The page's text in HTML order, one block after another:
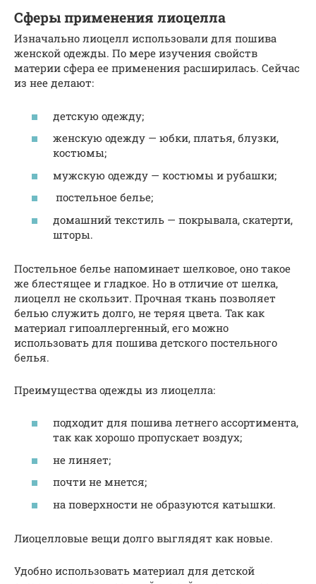
Сферы применения лиоцелла
Изначально лиоцелл использовали для пошива
женской одежды. По мере изучения свойств
материи сфера ее применения расширилась. Сейчас
из нее делают:
детскую одежду;
женскую одежду — юбки, платья, блузки,
костюмы;
мужскую одежду — костюмы и рубашки;
постельное белье;
домашний текстиль — покрывала, скатерти,
шторы.
Постельное белье напоминает шелковое, оно такое
же блестящее и гладкое. Но в отличие от шелка,
лиоцелл не скользит. Прочная ткань позволяет
белью служить долго, не теряя цвета. Так как
материал гипоаллергенный, его можно
использовать для пошива детского постельного
белья.
Преимущества одежды из лиоцелла:
подходит для пошива летнего ассортимента,
так как хорошо пропускает воздух;
не линяет;
почти не мнется;
на поверхности не образуются катышки.
Лиоцелловые вещи долго выглядят как новые.
Удобно использовать материал для детской